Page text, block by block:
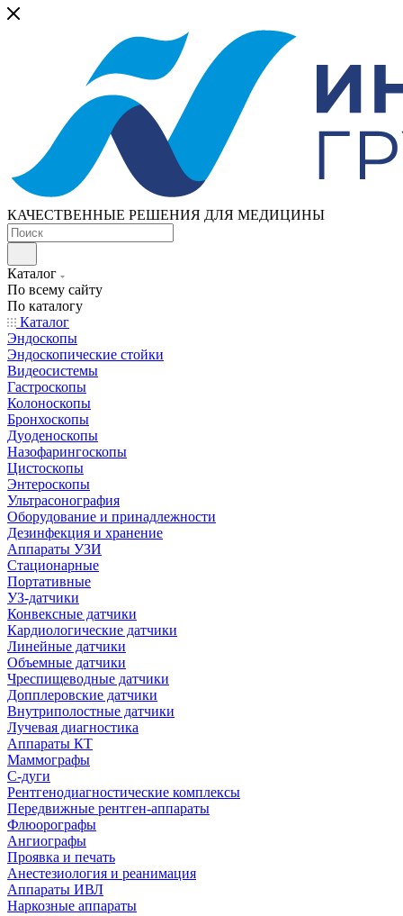
КАЧЕСТВЕННЫЕ РЕШЕНИЯ ДЛЯ МЕДИЦИНЫ
Каталог
По всему сайту
По каталогу
Каталог
Эндоскопы
Эндоскопические стойки
Видеосистемы
Гастроскопы
Колоноскопы
Бронхоскопы
Дуоденоскопы
Назофарингоскопы
Цистоскопы
Энтероскопы
Ультрасонография
Оборудование и принадлежности
Дезинфекция и хранение
Аппараты УЗИ
Стационарные
Портативные
УЗ-датчики
Конвексные датчики
Кардиологические датчики
Линейные датчики
Объемные датчики
Чреспищеводные датчики
Допплеровские датчики
Внутриполостные датчики
Лучевая диагностика
Аппараты КТ
Маммографы
С-дуги
Рентгенодиагностические комплексы
Передвижные рентген-аппараты
Флюорографы
Ангиографы
Проявка и печать
Анестезиология и реанимация
Аппараты ИВЛ
Наркозные аппараты